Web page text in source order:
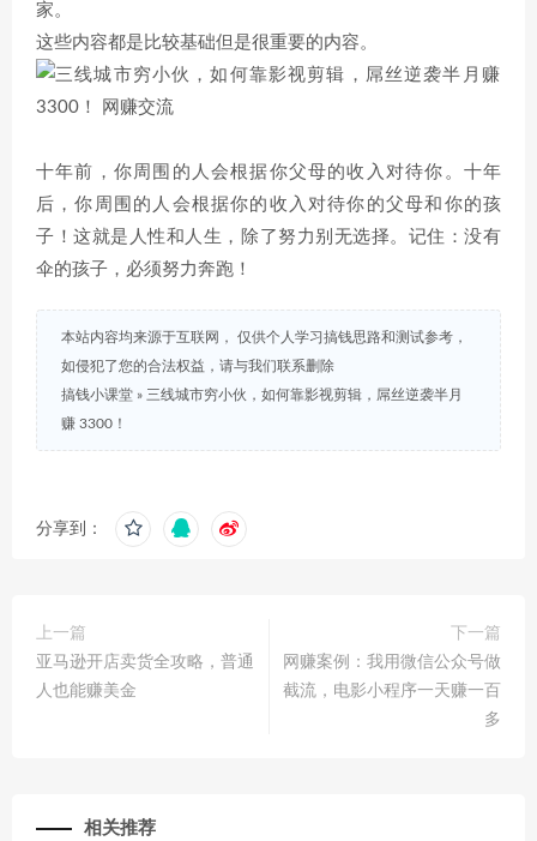
家。
这些内容都是比较基础但是很重要的内容。
十年前，你周围的人会根据你父母的收入对待你。十年
后，你周围的人会根据你的收入对待你的父母和你的孩
子！这就是人性和人生，除了努力别无选择。记住：没有
伞的孩子，必须努力奔跑！
本站内容均来源于互联网， 仅供个人学习搞钱思路和测试参考，
如侵犯了您的合法权益，请与我们联系删除
搞钱小课堂 » 三线城市穷小伙，如何靠影视剪辑，屌丝逆袭半月
赚 3300！
分享到：
上一篇
亚马逊开店卖货全攻略，普通
人也能赚美金
下一篇
网赚案例：我用微信公众号做
截流，电影小程序一天赚一百
多
相关推荐